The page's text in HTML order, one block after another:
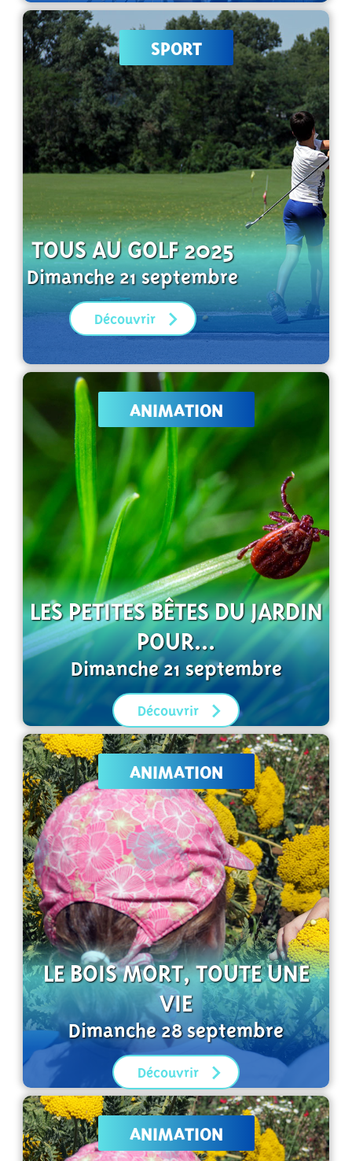
SPORT
TOUS AU GOLF 2025
Dimanche 21 septembre
Découvrir
ANIMATION
LES PETITES BÊTES DU JARDIN
POUR...
Dimanche 21 septembre
Découvrir
ANIMATION
LE BOIS MORT, TOUTE UNE
VIE
Dimanche 28 septembre
Découvrir
ANIMATION